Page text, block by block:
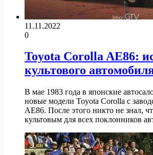
11.11.2022
0
Toyota Corolla AE86:
культового
В мае 1983 года в японские
новые модели Toyota Corolla с
AE86. После этого никто не знал,
культовым для всех поклонников